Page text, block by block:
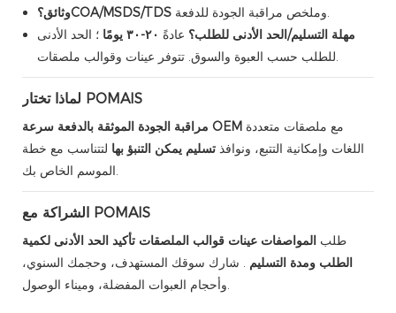
وثائق؟COA/MSDS/TDS
وملخص مراقبة الجودة للدفعة.
مهلة التسليم/الحد الأدنى للطلب؟ عادةً ٢٠-٣٠ يومًا
؛ الحد الأدنى
للطلب حسب العبوة والسوق. تتوفر عينات وقوالب ملصقات.
لماذا تختار POMAIS
مراقبة الجودة الموثقة بالدفعة سرعة OEM
اللغات وإمكانية التتبع، ونوافذ تسليم يمكن التنبؤ بها لتتناسب مع خطة
الموسم الخاص بك.
الشراكة مع POMAIS
طلب المواصفات عينات قوالب الملصقات تأكيد الحد الأدنى لكمية
الطلب ومدة التسليم . شارك سوقك المستهدف، وحجمك السنوي،
وأحجام العبوات المفضلة، وميناء الوصول.